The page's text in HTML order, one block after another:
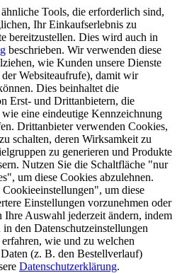
Tools, die erforderlich sind,
Ihr Einkaufserlebnis zu
bereitzustellen. Dies wird auch in
beschrieben. Wir verwenden diese
wie Kunden unsere Dienste
Websiteaufrufe), damit wir
Dies beinhaltet die
Erst- und Drittanbietern, die
eine eindeutige Kennzeichnung
Drittanbieter verwenden Cookies,
schalten, deren Wirksamkeit zu
zu generieren und Produkte
Nutzen Sie die Schaltfläche "nur
um diese Cookies abzulehnen.
um diese
Einstellungen vorzunehmen oder
Ihre Auswahl jederzeit ändern, indem
den Datenschutzeinstellungen
wie und zu welchen
(z. B. den Bestellverlauf)
Datenschutzerklärung.